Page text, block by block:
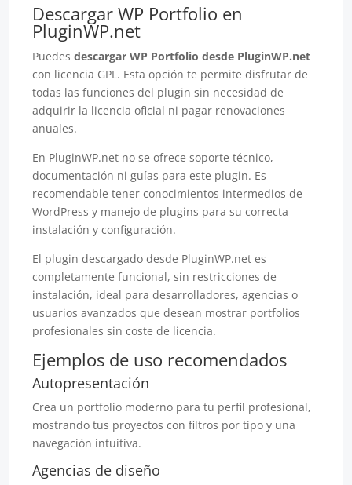
Descargar WP Portfolio en
PluginWP.net
Puedesdescargar WP Portfolio desde PluginWP.net
con licencia GPL. Esta opción te permite disfrutar de
todas las funciones del plugin sin necesidad de
adquirir la licencia oficial ni pagar renovaciones
anuales.
En PluginWP.net no se ofrece soporte técnico,
documentación ni guías para este plugin. Es
recomendable tener conocimientos intermedios de
WordPress y manejo de plugins para su correcta
instalación y configuración.
El plugin descargado desde PluginWP.net es
completamente funcional, sin restricciones de
instalación, ideal para desarrolladores, agencias o
usuarios avanzados que desean mostrar portfolios
profesionales sin coste de licencia.
Ejemplos de uso recomendados
Autopresentación
Crea un portfolio moderno para tu perfil profesional,
mostrando tus proyectos con filtros por tipo y una
navegación intuitiva.
Agencias de diseño